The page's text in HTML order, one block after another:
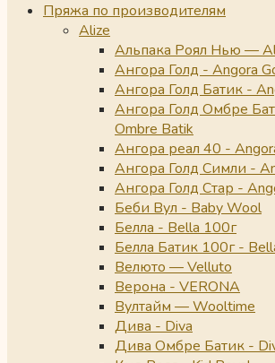
Пряжа по производителям
Alize
Альпака Роял Нью —
Ангора Голд - Angora
Ангора Голд Батик -
Ангора Голд Омбре
Ombre Batik
Ангора реал 40 -
Ангора Голд Симли -
Ангора Голд Стар -
Беби Вул - Baby Wool
Белла - Bella 100г
Белла Батик 100г -
Велюто — Velluto
Верона - VERONA
Вултайм — Wooltime
Дива - Diva
Дива Омбре Батик -